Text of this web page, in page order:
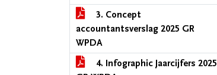
3. Concept
accountantsverslag 2025 GR
WPDA
4. Infographic Jaarcijfers 2025